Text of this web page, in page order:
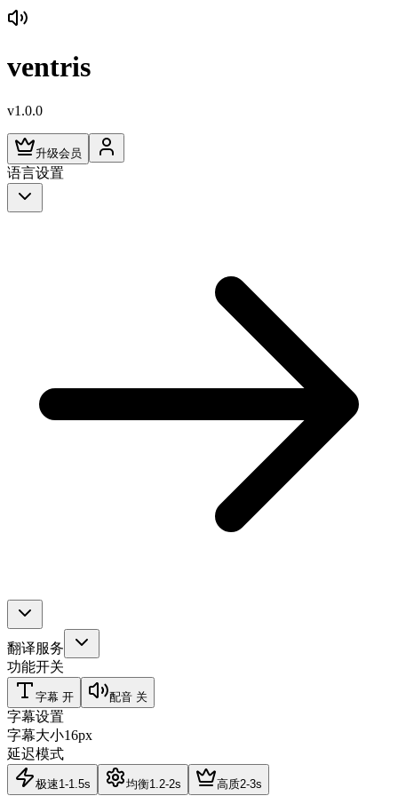
ventris
v1.0.0
升级会员
语言设置
翻译服务
功能开关
字幕 开 配音 关
字幕设置
字幕大小16px
延迟模式
极速1-1.5s 均衡1.2-2s 高质2-3s